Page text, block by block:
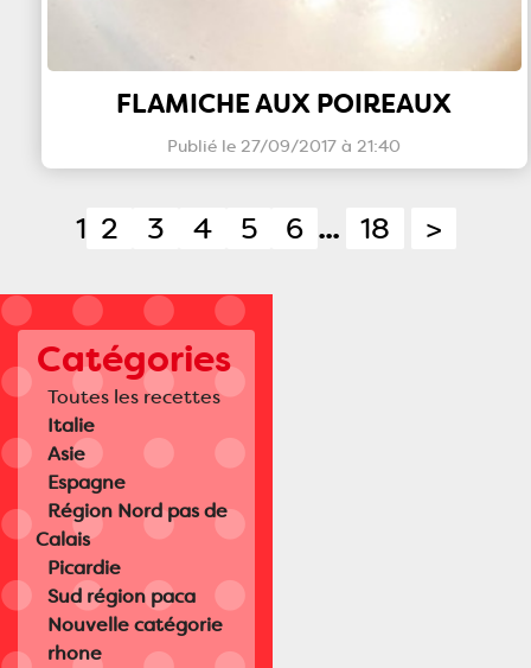
Catégories
Toutes les recettes
Italie
Asie
Espagne
Région Nord pas de
Calais
Picardie
Sud région paca
Nouvelle catégorie
rhone
FLAMICHE AUX POIREAUX
Publié le 27/09/2017 à 21:40
1 2 3 4 5 6 ... 18 >